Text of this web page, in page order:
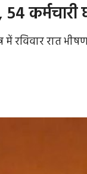
में रविवार रात